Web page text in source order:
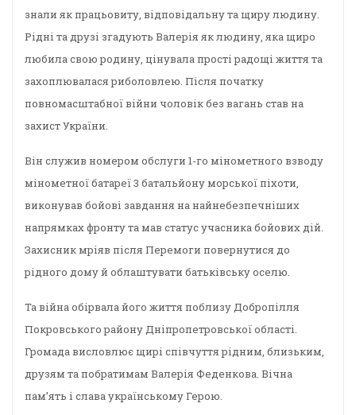
знали як працьовиту, відповідальну та щиру людину.
Рідні та друзі згадують Валерія як людину, яка щиро
любила свою родину, цінувала прості радощі життя та
захоплювалася риболовлею. Після початку
повномасштабної війни чоловік без вагань став на
захист України.
Він служив номером обслуги 1-го мінометного взводу
мінометної батареї 3 батальйону морської піхоти,
виконував бойові завдання на найнебезпечніших
напрямках фронту та мав статус учасника бойових дій.
Захисник мріяв після Перемоги повернутися до
рідного дому й облаштувати батьківську оселю.
Та війна обірвала його життя поблизу Добропілля
Покровського району Дніпропетровської області.
Громада висловлює щирі співчуття рідним, близьким,
друзям та побратимам Валерія Феденкова. Вічна
пам’ять і слава українському Герою.